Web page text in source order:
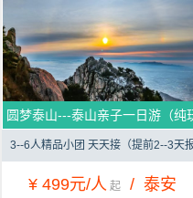
圆梦泰山---泰山亲子一日游（纯
0购）
3--6人精品小团 天天接（提前2--3天
名）
¥ 499元/人 起 / 泰安